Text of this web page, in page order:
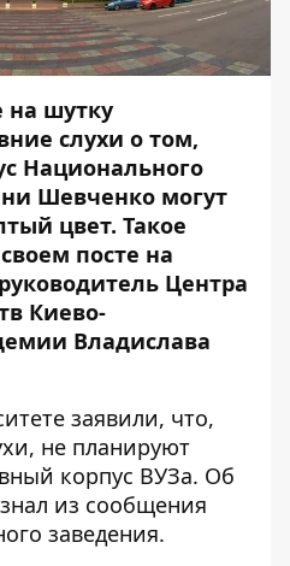
на шутку
слухи о том,
Национального
Шевченко могут
цвет. Такое
посте на
Центра
Киево-
Владислава
заявили, что,
не планируют
корпус ВУЗа. Об
из сообщения
заведения.